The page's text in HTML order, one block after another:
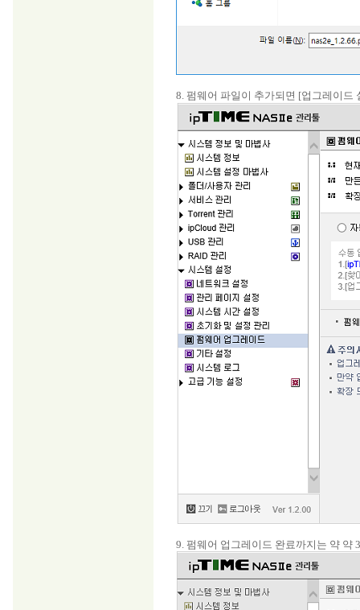
8. 펌웨어 파일이 추가되면 [업그레이드
9. 펌웨어 업그레이드 완료까지는 약 약